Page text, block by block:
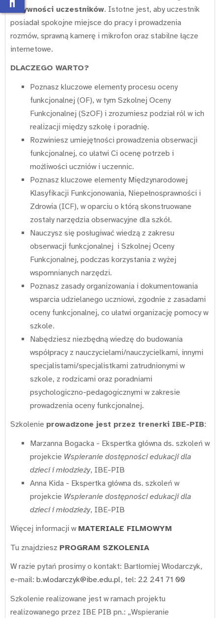
aktywności uczestników. Istotne jest, aby uczestnik
posiadał spokojne miejsce do pracy i prowadzenia
rozmów, sprawną kamerę i mikrofon oraz stabilne łącze
internetowe.
DLACZEGO WARTO?
Poznasz kluczowe elementy procesu oceny
funkcjonalnej (OF), w tym Szkolnej Oceny
Funkcjonalnej (SzOF) i zrozumiesz podział ról w ich
realizacji między szkołę i poradnię.
Rozwiniesz umiejętności prowadzenia obserwacji
funkcjonalnej, co ułatwi Ci ocenę potrzeb i
możliwości uczniów i uczennic.
Poznasz kluczowe elementy Międzynarodowej
Klasyfikacji Funkcjonowania, Niepełnosprawności i
Zdrowia (ICF), w oparciu o którą skonstruowane
zostały narzędzia obserwacyjne dla szkół.
Nauczysz się posługiwać wiedzą z zakresu
obserwacji funkcjonalnej i Szkolnej Oceny
Funkcjonalnej, podczas korzystania z wyżej
wspomnianych narzędzi.
Poznasz zasady organizowania i dokumentowania
wsparcia udzielanego uczniowi, zgodnie z zasadami
oceny funkcjonalnej, co ułatwi organizację pomocy w
szkole.
Nabędziesz niezbędną wiedzę do budowania
współpracy z nauczycielami/nauczycielkami, innymi
specjalistami/specjalistkami zatrudnionymi w
szkole, z rodzicami oraz poradniami
psychologiczno-pedagogicznymi w zakresie
prowadzenia oceny funkcjonalnej.
Szkolenie prowadzone jest przez trenerki IBE-PIB:
Marzanna Bogacka - Ekspertka główna ds. szkoleń w
projekcie Wspieranie dostępności edukacji dla
dzieci i młodzieży, IBE-PIB
Anna Kida - Ekspertka główna ds. szkoleń w
projekcie Wspieranie dostępności edukacji dla
dzieci i młodzieży, IBE-PIB
Więcej informacji w MATERIALE FILMOWYM
Tu znajdziesz PROGRAM SZKOLENIA
W razie pytań prosimy o kontakt: Bartłomiej Włodarczyk,
e-mail: b.wlodarczyk@ibe.edu.pl, tel: 22 241 71 00
Szkolenie realizowane jest w ramach projektu
realizowanego przez IBE PIB pn.: „Wspieranie